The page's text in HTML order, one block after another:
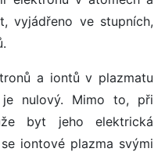
vyjádřeno ve stupních,
a iontů v plazmatu
nulový. Mimo to, při
byt jeho elektrická
iontové plazma svými